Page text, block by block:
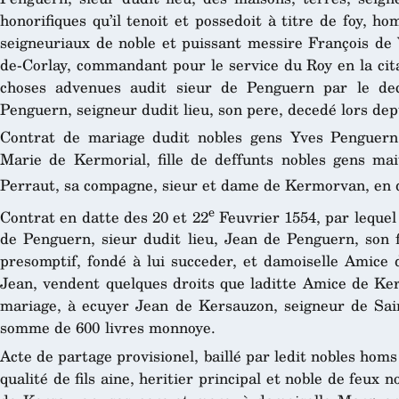
honorifiques qu’il tenoit et possedoit à titre de foy,
seigneuriaux de noble et puissant messire François
de-Corlay, commandant pour le service du Roy en la
choses advenues audit sieur de Penguern par le
Penguern, seigneur dudit lieu, son pere, decedé lors
Contrat de mariage dudit nobles gens Yves
Marie de Kermorial, fille de deffunts nobles gens
Perraut, sa compagne, sieur et dame de Kermorvan, en
Contrat en datte des 20 et 22eFeuvrier 1554, par
de Penguern, sieur dudit lieu, Jean de Penguern,
presomptif, fondé à lui succeder, et damoiselle Amice
Jean, vendent quelques droits que laditte Amice de
mariage, à ecuyer Jean de Kersauzon, seigneur de
somme de 600 livres monnoye.
Acte de partage provisionel, baillé par ledit nobles
qualité de fils aine, heritier principal et noble de feux